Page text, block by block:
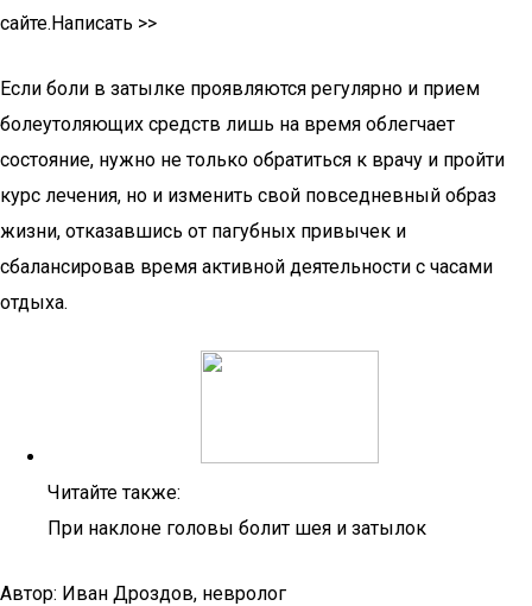
сайте.Написать >>
Если боли в затылке проявляются регулярно и прием
болеутоляющих средств лишь на время облегчает
состояние, нужно не только обратиться к врачу и пройти
курс лечения, но и изменить свой повседневный образ
жизни, отказавшись от пагубных привычек и
сбалансировав время активной деятельности с часами
отдыха.
Читайте также:
При наклоне головы болит шея и затылок
Автор: Иван Дроздов, невролог